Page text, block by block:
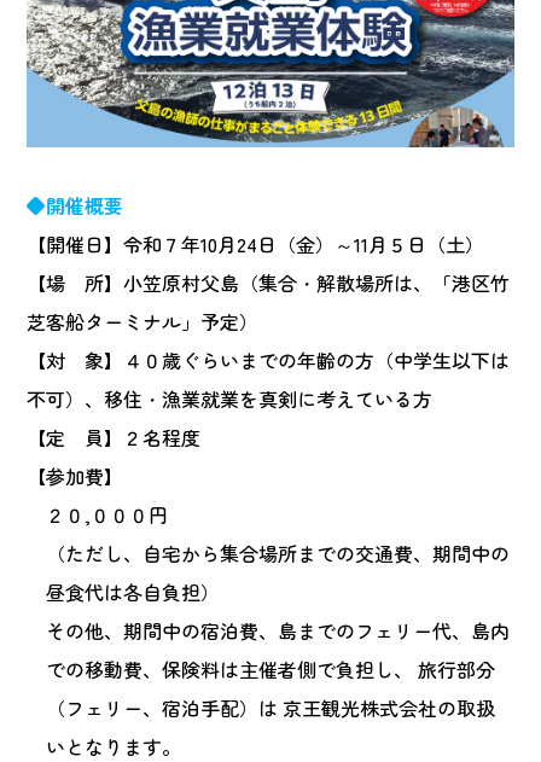
◆開催概要
【開催日】令和７年10月24日（金）～11月５日（土）
【場 所】小笠原村父島（集合・解散場所は、「港区竹
芝客船ターミナル」予定）
【対 象】４０歳ぐらいまでの年齢の方（中学生以下は
不可）、移住・漁業就業を真剣に考えている方
【定 員】２名程度
【参加費】
２０,０００円
（ただし、自宅から集合場所までの交通費、期間中の
昼食代は各自負担）
その他、期間中の宿泊費、島までのフェリー代、島内
での移動費、保険料は主催者側で負担し、 旅行部分
（フェリー、宿泊手配）は 京王観光株式会社の取扱
いとなります。